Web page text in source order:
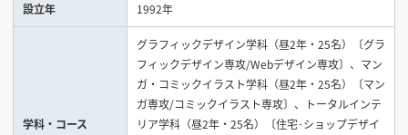
見学会WEB手引書
校内オンラインガイダンス
アンケートフォーム（学校用）
設立年 1992年
学科・コース
グラフィックデザイン学科（昼2年・25名）〔グラ
フィックデザイン専攻/Webデザイン専攻〕、マン
ガ・コミックイラスト学科（昼2年・25名）〔マン
ガ専攻/コミックイラスト専攻〕、トータルインテ
リア学科（昼2年・25名）〔住宅･ショップデザイ